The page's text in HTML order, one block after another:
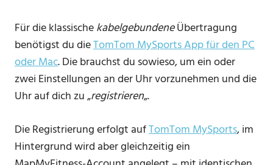
Für die klassischekabelgebundeneÜbertragung
benötigst du dieTomTom MySports App für den PC
oder Mac. Die brauchst du sowieso, um ein oder
zwei Einstellungen an der Uhr vorzunehmen und die
Uhr auf dich zu „registrieren„.
Die Registrierung erfolgt aufTomTom MySports, im
Hintergrund wird aber gleichzeitig ein